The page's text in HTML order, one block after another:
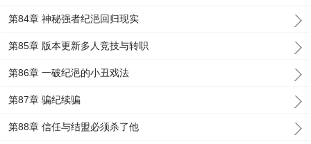
第84章 神秘强者纪浥回归现实
第85章 版本更新多人竞技与转职
第86章 一破纪浥的小丑戏法
第87章 骗纪续骗
第88章 信任与结盟必须杀了他